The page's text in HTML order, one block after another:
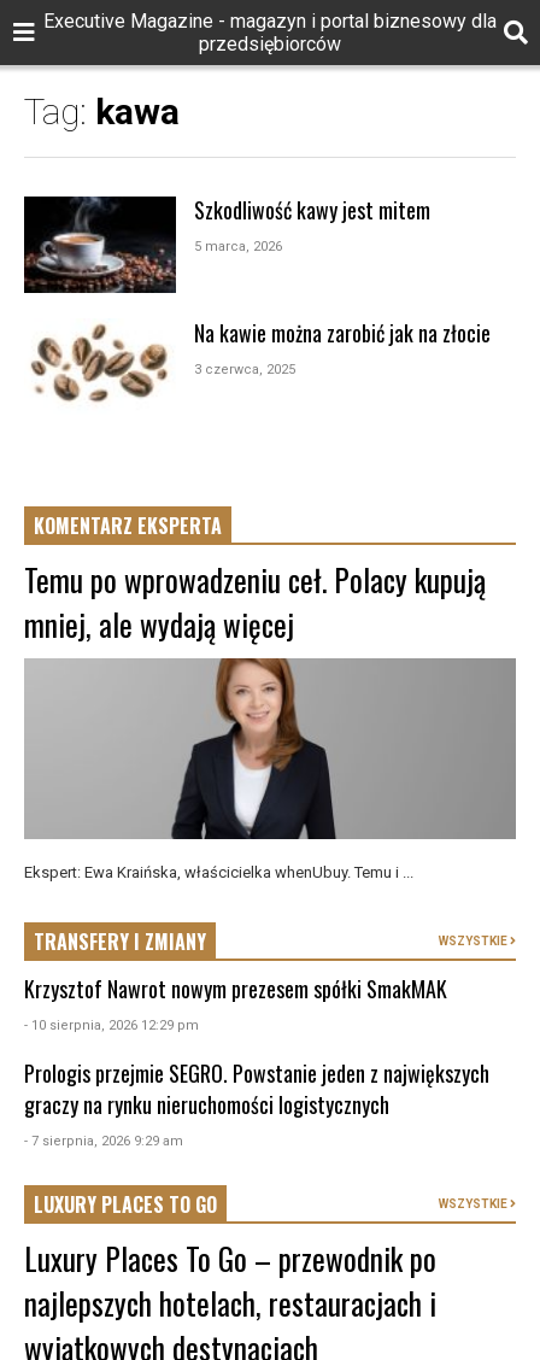
Executive Magazine - magazyn i portal biznesowy dla
przedsiębiorców
Tag: kawa
Szkodliwość kawy jest mitem
5 marca, 2026
Na kawie można zarobić jak na złocie
3 czerwca, 2025
KOMENTARZ EKSPERTA
Temu po wprowadzeniu ceł. Polacy kupują
mniej, ale wydają więcej
Ekspert: Ewa Kraińska, właścicielka whenUbuy. Temu i ...
TRANSFERY I ZMIANY WSZYSTKIE
Krzysztof Nawrot nowym prezesem spółki SmakMAK
- 10 sierpnia, 2026 12:29 pm
Prologis przejmie SEGRO. Powstanie jeden z największych
graczy na rynku nieruchomości logistycznych
- 7 sierpnia, 2026 9:29 am
LUXURY PLACES TO GO WSZYSTKIE
Luxury Places To Go – przewodnik po
najlepszych hotelach, restauracjach i
wyjątkowych destynacjach